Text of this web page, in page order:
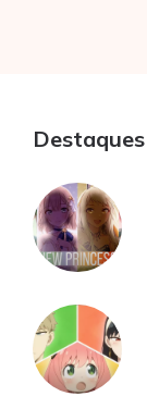
Destaques